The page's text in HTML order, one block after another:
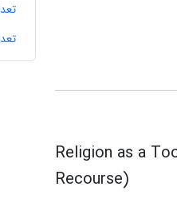
Religion as a
Recourse)